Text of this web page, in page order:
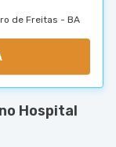
de Freitas - BA
Hospital